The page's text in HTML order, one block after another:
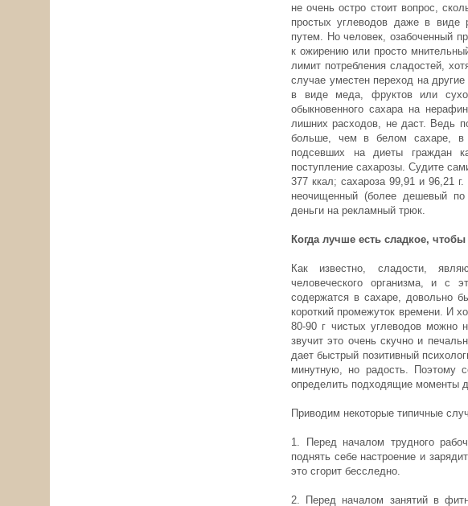
не очень остро стоит вопрос,
простых углеводов даже в виде
путем. Но человек, озабоченный
к ожирению или просто
лимит потребления сладостей,
случае уместен переход на
в виде меда, фруктов или
обыкновенного сахара на
лишних расходов, не даст. Ведь
больше, чем в белом сахаре, в
подсевших на диеты граждан
поступление сахарозы. Судите
377 ккал; сахароза 99,91 и 96,21
неочищенный (более дешевый по
деньги на рекламный трюк.
Когда лучше есть сладкое, чтобы
Как известно, сладости,
человеческого организма, и с
содержатся в сахаре, довольно
короткий промежуток времени. И
80-90 г чистых углеводов можно
звучит это очень скучно и
дает быстрый позитивный
минутную, но радость. Поэтому
определить подходящие моменты
Приводим некоторые типичные
1.
Перед началом трудного
поднять себе настроение и
это сгорит бесследно.
2. Перед началом занятий в